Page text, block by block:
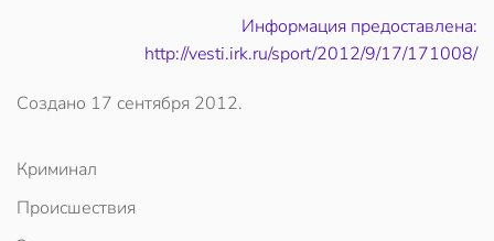
Информация предоставлена:
http://vesti.irk.ru/sport/2012/9/17/171008/
Создано 17 сентября 2012.
Криминал
Происшествия